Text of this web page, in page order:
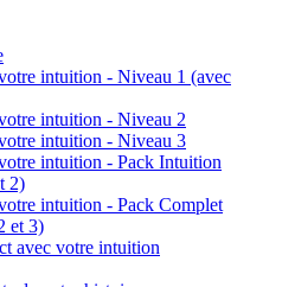
intuition - Niveau 1 (avec
intuition - Niveau 2
intuition - Niveau 3
intuition - Pack Intuition
2)
intuition - Pack Complet
et 3)
avec votre intuition